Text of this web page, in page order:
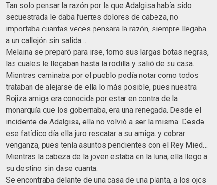
Tan solo pensar la razón por la que Adalgisa había sido
secuestrada le daba fuertes dolores de cabeza, no
importaba cuantas veces pensara la razón, siempre llegaba
a un callejón sin salida…
Melaina se preparó para irse, tomo sus largas botas negras,
las cuales le llegaban hasta la rodilla y salió de su casa.
Mientras caminaba por el pueblo podía notar como todos
trataban de alejarse de ella lo más posible, pues nuestra
Rojiza amiga era conocida por estar en contra de la
monarquía que los gobernaba, era una renegada. Desde el
incidente de Adalgisa, ella no volvió a ser la misma. Desde
ese fatídico día ella juro rescatar a su amiga, y cobrar
venganza, pues tenía asuntos pendientes con el Rey Mied…
Mientras la cabeza de la joven estaba en la luna, ella llego a
su destino sin dase cuanta.
Se encontraba delante de una casa de una planta, a los ojos